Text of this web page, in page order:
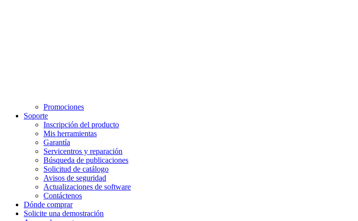
Promociones
Soporte
Inscripción del producto
Mis herramientas
Garantía
Servicentros y reparación
Búsqueda de publicaciones
Solicitud de catálogo
Avisos de seguridad
Actualizaciones de software
Contáctenos
Dónde comprar
Solicite una demostración